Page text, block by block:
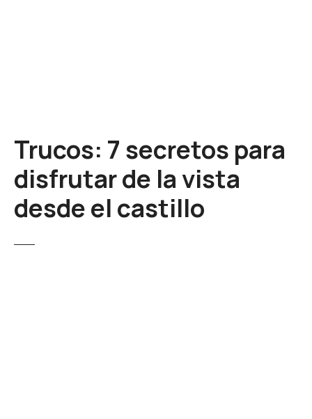
Trucos: 7 secretos para
disfrutar de la vista
desde el castillo